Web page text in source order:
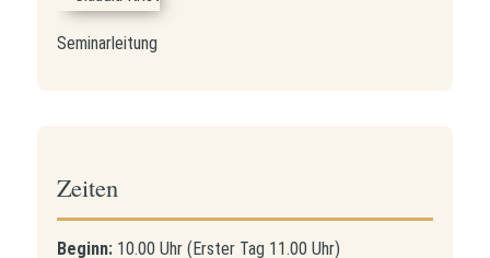
Seminarleitung
Zeiten
Beginn:10.00 Uhr (Erster Tag 11.00 Uhr)